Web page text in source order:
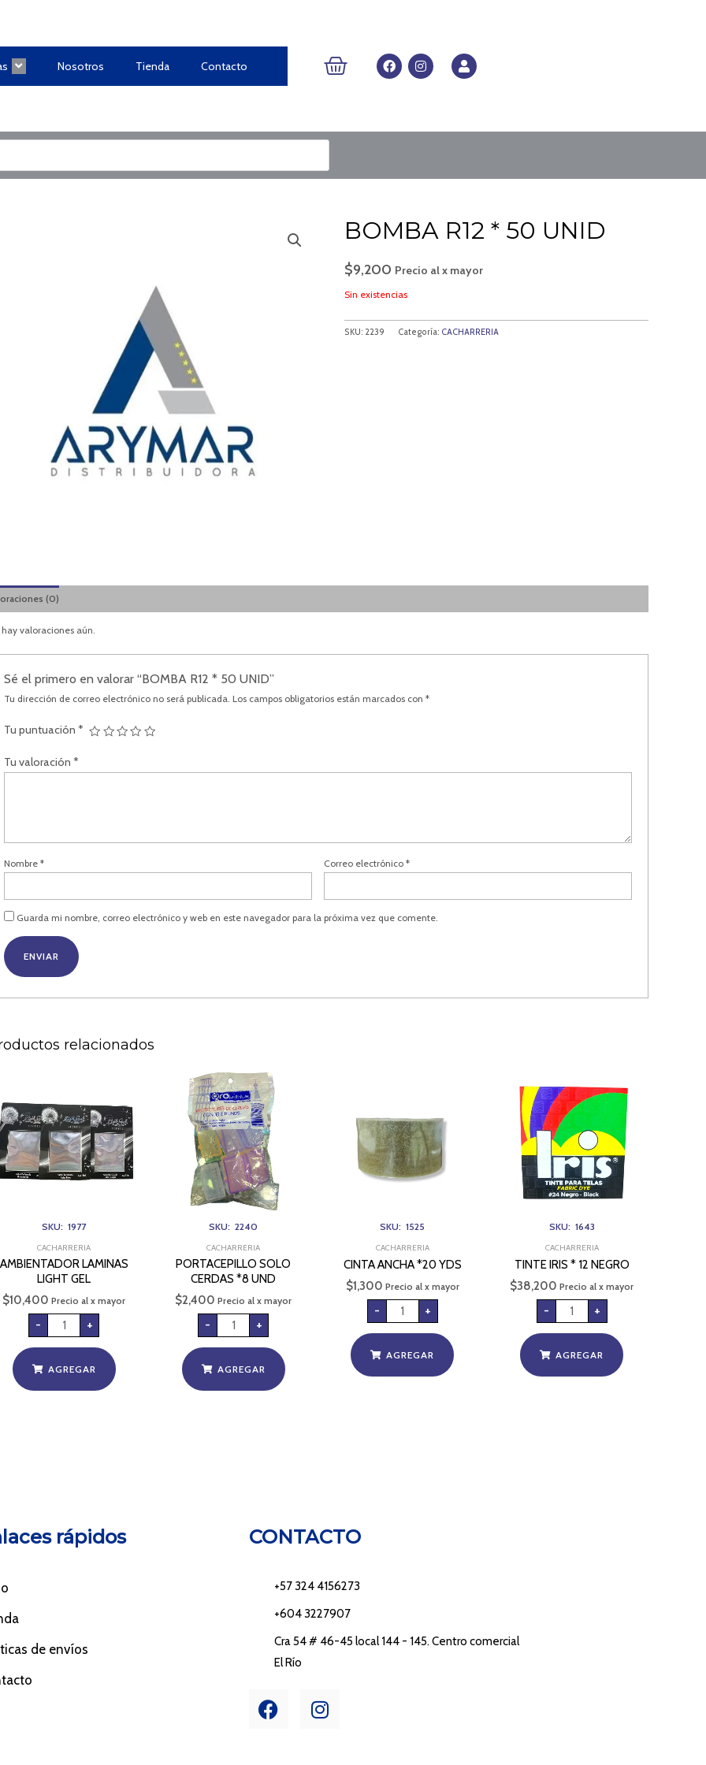
Nosotros Tienda Contacto CARRITO
F
a
c
o
I
n
s
r
U
s
e
BOMBA R12 * 50 UNID
$9,200 Precio al x mayor
Sin existencias
SKU: 2239 Categoría: CACHARRERIA
(0)
valoraciones aún.
Sé el primero en valorar “BOMBA R12 * 50 UNID”
Tu dirección de correo electrónico no será publicada. Los campos obligatorios están marcados con*
Tu puntuación*
Tu valoración*
Nombre* Correo electrónico*
Guarda mi nombre, correo electrónico y web en este navegador para la próxima vez que comente.
relacionados
SKU: 1977
CACHARRERIA
AMBIENTADOR LAMINAS
LIGHT GEL
$10,400 Precio al x mayor
-
cantidad
+
AGREGAR
SKU: 2240
CACHARRERIA
PORTACEPILLO SOLO
CERDAS *8 UND
$2,400 Precio al x mayor
-
SOLO
CERDAS
*8
UND
cantidad
+
AGREGAR
SKU: 1525
CACHARRERIA
CINTA ANCHA *20 YDS
$1,300 Precio al x mayor
- +
AGREGAR
SKU: 1643
CACHARRERIA
TINTE IRIS * 12 NEGRO
$38,200 Precio al x mayor
-
*
12
NEGRO
cantidad
+
AGREGAR
rápidos
de envíos
CONTACTO
+57 324 4156273
+604 3227907
Cra 54 # 46-45 local 144 - 145. Centro comercial
El Río
F
a
I
n